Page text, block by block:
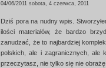
04/06/2011 sobota, 4 czerwca, 2011
Dziś pora na nudny wpis.
ilości materiałów, że bardzo
zanudzać, że to najbardziej
polskich, ale i zagranicznych, ale
przeczytasz, nie tylko się nie